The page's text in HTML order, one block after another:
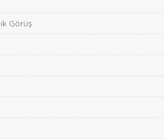
Görüş